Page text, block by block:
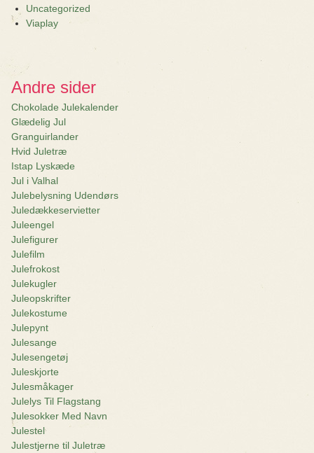
Uncategorized
Viaplay
Andre sider
Chokolade Julekalender
Glædelig Jul
Granguirlander
Hvid Juletræ
Istap Lyskæde
Jul i Valhal
Julebelysning Udendørs
Juledækkeservietter
Juleengel
Julefigurer
Julefilm
Julefrokost
Julekugler
Juleopskrifter
Julekostume
Julepynt
Julesange
Julesengetøj
Juleskjorte
Julesmåkager
Julelys Til Flagstang
Julesokker Med Navn
Julestel
Julestjerne til Juletræ